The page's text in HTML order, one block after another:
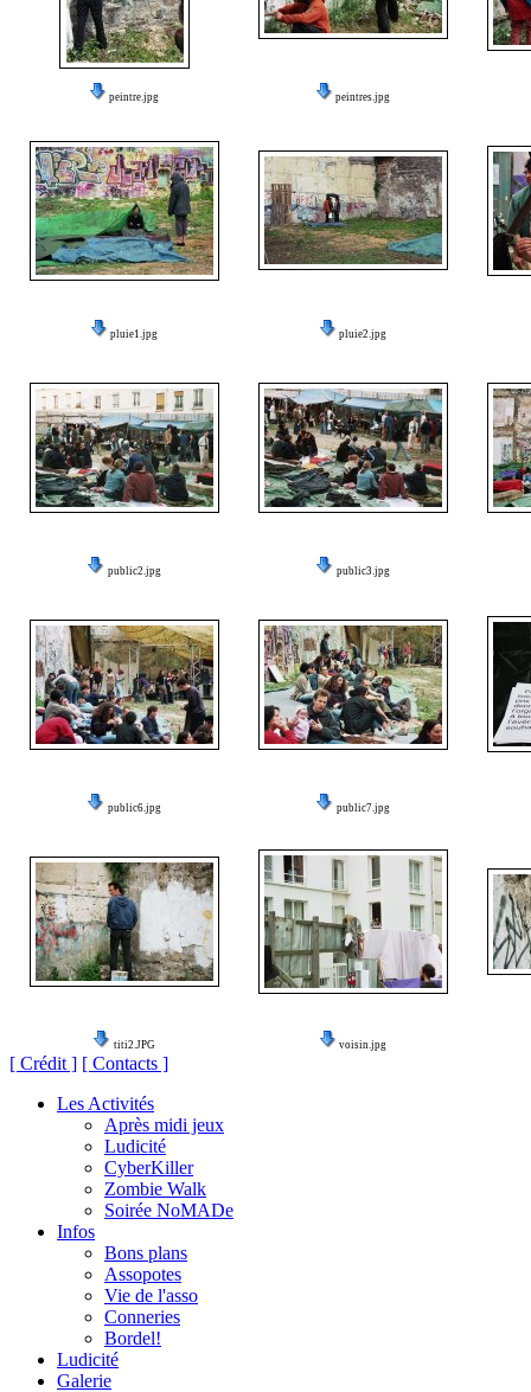
peintre.jpg peintres.jpg
pluie1.jpg pluie2.jpg
public2.jpg public3.jpg
public6.jpg public7.jpg
titi2.JPG voisin.jpg
[ Crédit ] [ Contacts ]
Les Activités
Après midi jeux
Ludicité
CyberKiller
Zombie Walk
Soirée NoMADe
Infos
Bons plans
Assopotes
Vie de l'asso
Conneries
Bordel!
Ludicité
Galerie